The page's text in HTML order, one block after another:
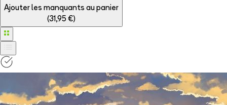
Ajouter les manquants au panier
(31,95 €)